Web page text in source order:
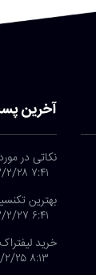
آخرین
نکاتی در
۷:۴۱ ۱۴۰۲/۲/۲۸
بهترین
۶:۴۱ ۱۴۰۲/۲/۲۷
خرید
۸:۱۳ ۱۴۰۲/۲/۲۵